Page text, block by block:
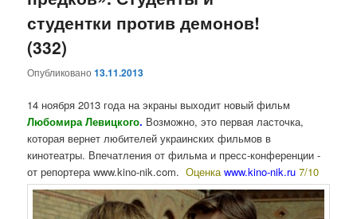
студентки против демонов!
(332)
Опубликовано13.11.2013
14 ноября 2013 года на экраны выходит новый фильм
Любомира Левицкого. Возможно, это первая ласточка,
которая вернет любителей украинских фильмов в
кинотеатры. Впечатления от фильма и пресс-конференции -
от репортера www.kino-nik.com. Оценкаwww.kino-nik.ru 7/10